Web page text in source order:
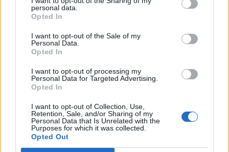
personal data.
Opted In
I want to opt-out of the Sale of my
Personal Data.
Opted In
I want to opt-out of processing my
Personal Data for Targeted Advertising.
Opted In
I want to opt-out of Collection, Use,
Retention, Sale, and/or Sharing of my
Personal Data that Is Unrelated with the
Purposes for which it was collected.
Opted Out
2026. AUGUSZTUS 05., SZERDA